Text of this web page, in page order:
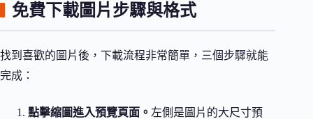
免費下載圖片步驟與格式
找到喜歡的圖片後，下載流程非常簡單，三個步驟就能
完成：
點擊縮圖進入預覽頁面。 左側是圖片的大尺寸預